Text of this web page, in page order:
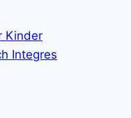
Kinder
Integres